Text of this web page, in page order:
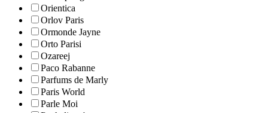
Orientica
Orlov Paris
Ormonde Jayne
Orto Parisi
Ozareej
Paco Rabanne
Parfums de Marly
Paris World
Parle Moi